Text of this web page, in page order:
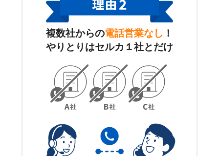
複数社からの電話営業なし ！
やりとりはセルカ１社とだけ